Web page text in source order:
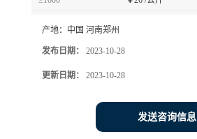
产地： 中国 河南郑州
发布日期： 2023-10-28
更新日期： 2023-10-28
发送咨询信息